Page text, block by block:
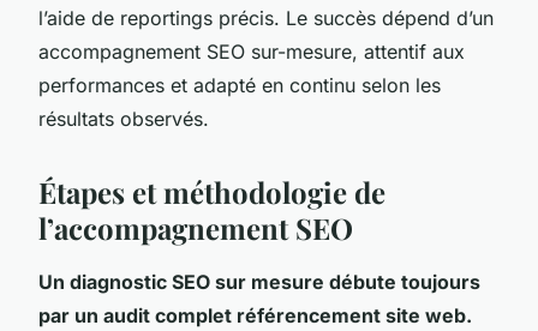
l’aide de reportings précis. Le succès dépend d’un
accompagnement SEO sur-mesure, attentif aux
performances et adapté en continu selon les
résultats observés.
Étapes et méthodologie de
l’accompagnement SEO
Un diagnostic SEO sur mesure débute toujours
par un audit complet référencement site web.